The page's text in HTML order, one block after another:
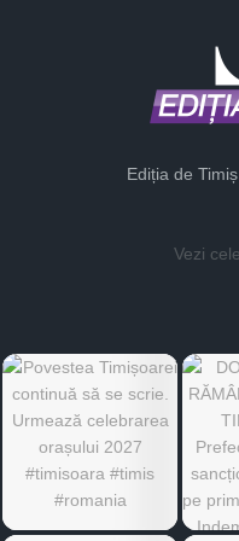
Ediția de
Vezi